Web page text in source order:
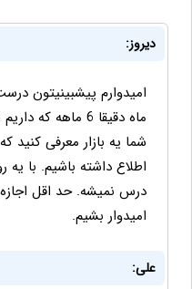
دیروز:
امیدوارم پیشبینیتون
ماه دقیقا 6 ماهه
اطلاع داشته باشیم. با
درس نمیشه. حد اقل
امیدوار بشیم.
علی: